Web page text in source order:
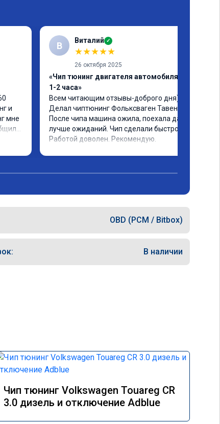
и
мне
В Виталий ✓
★★★★★
26 октября 2025
«Чип тюнинг двигателя автомобиля за
1-2 часа»
Всем читающим отзывы-доброго дня))
Делал чиптюнинг Фольксваген Тавендор.
После чипа машина ожила, поехала даже
лучше ожиданий. Чип сделали быстро.
Работой доволен. Рекомендую.
OBD (PCM / Bitbox)
В наличии
Чип тюнинг Volkswagen Touareg CR
3.0 дизель и отключение Adblue